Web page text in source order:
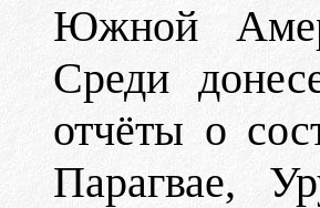
Южной
Среди
отчёты о
Парагвае,